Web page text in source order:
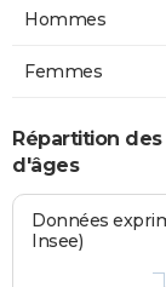
Hommes
Femmes
Répartition des
d'âges
Données
Insee)